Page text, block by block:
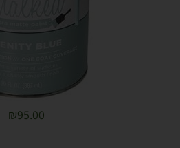
₪95.00